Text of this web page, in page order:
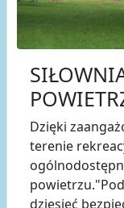
Dzięki
terenie
dziesięć